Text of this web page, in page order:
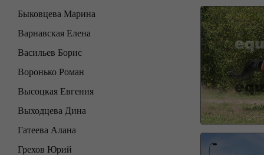
Быковцева Марина
Варнавская Елена
Васильев Борис
Воронько Роман
Высоцкая Евгения
Выходцева Дина
Гатеева Алана
Грехов Юрий